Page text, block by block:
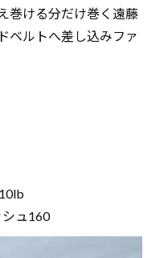
巻ける分だけ巻く遠藤
ベルトへ差し込みファ
シュ160